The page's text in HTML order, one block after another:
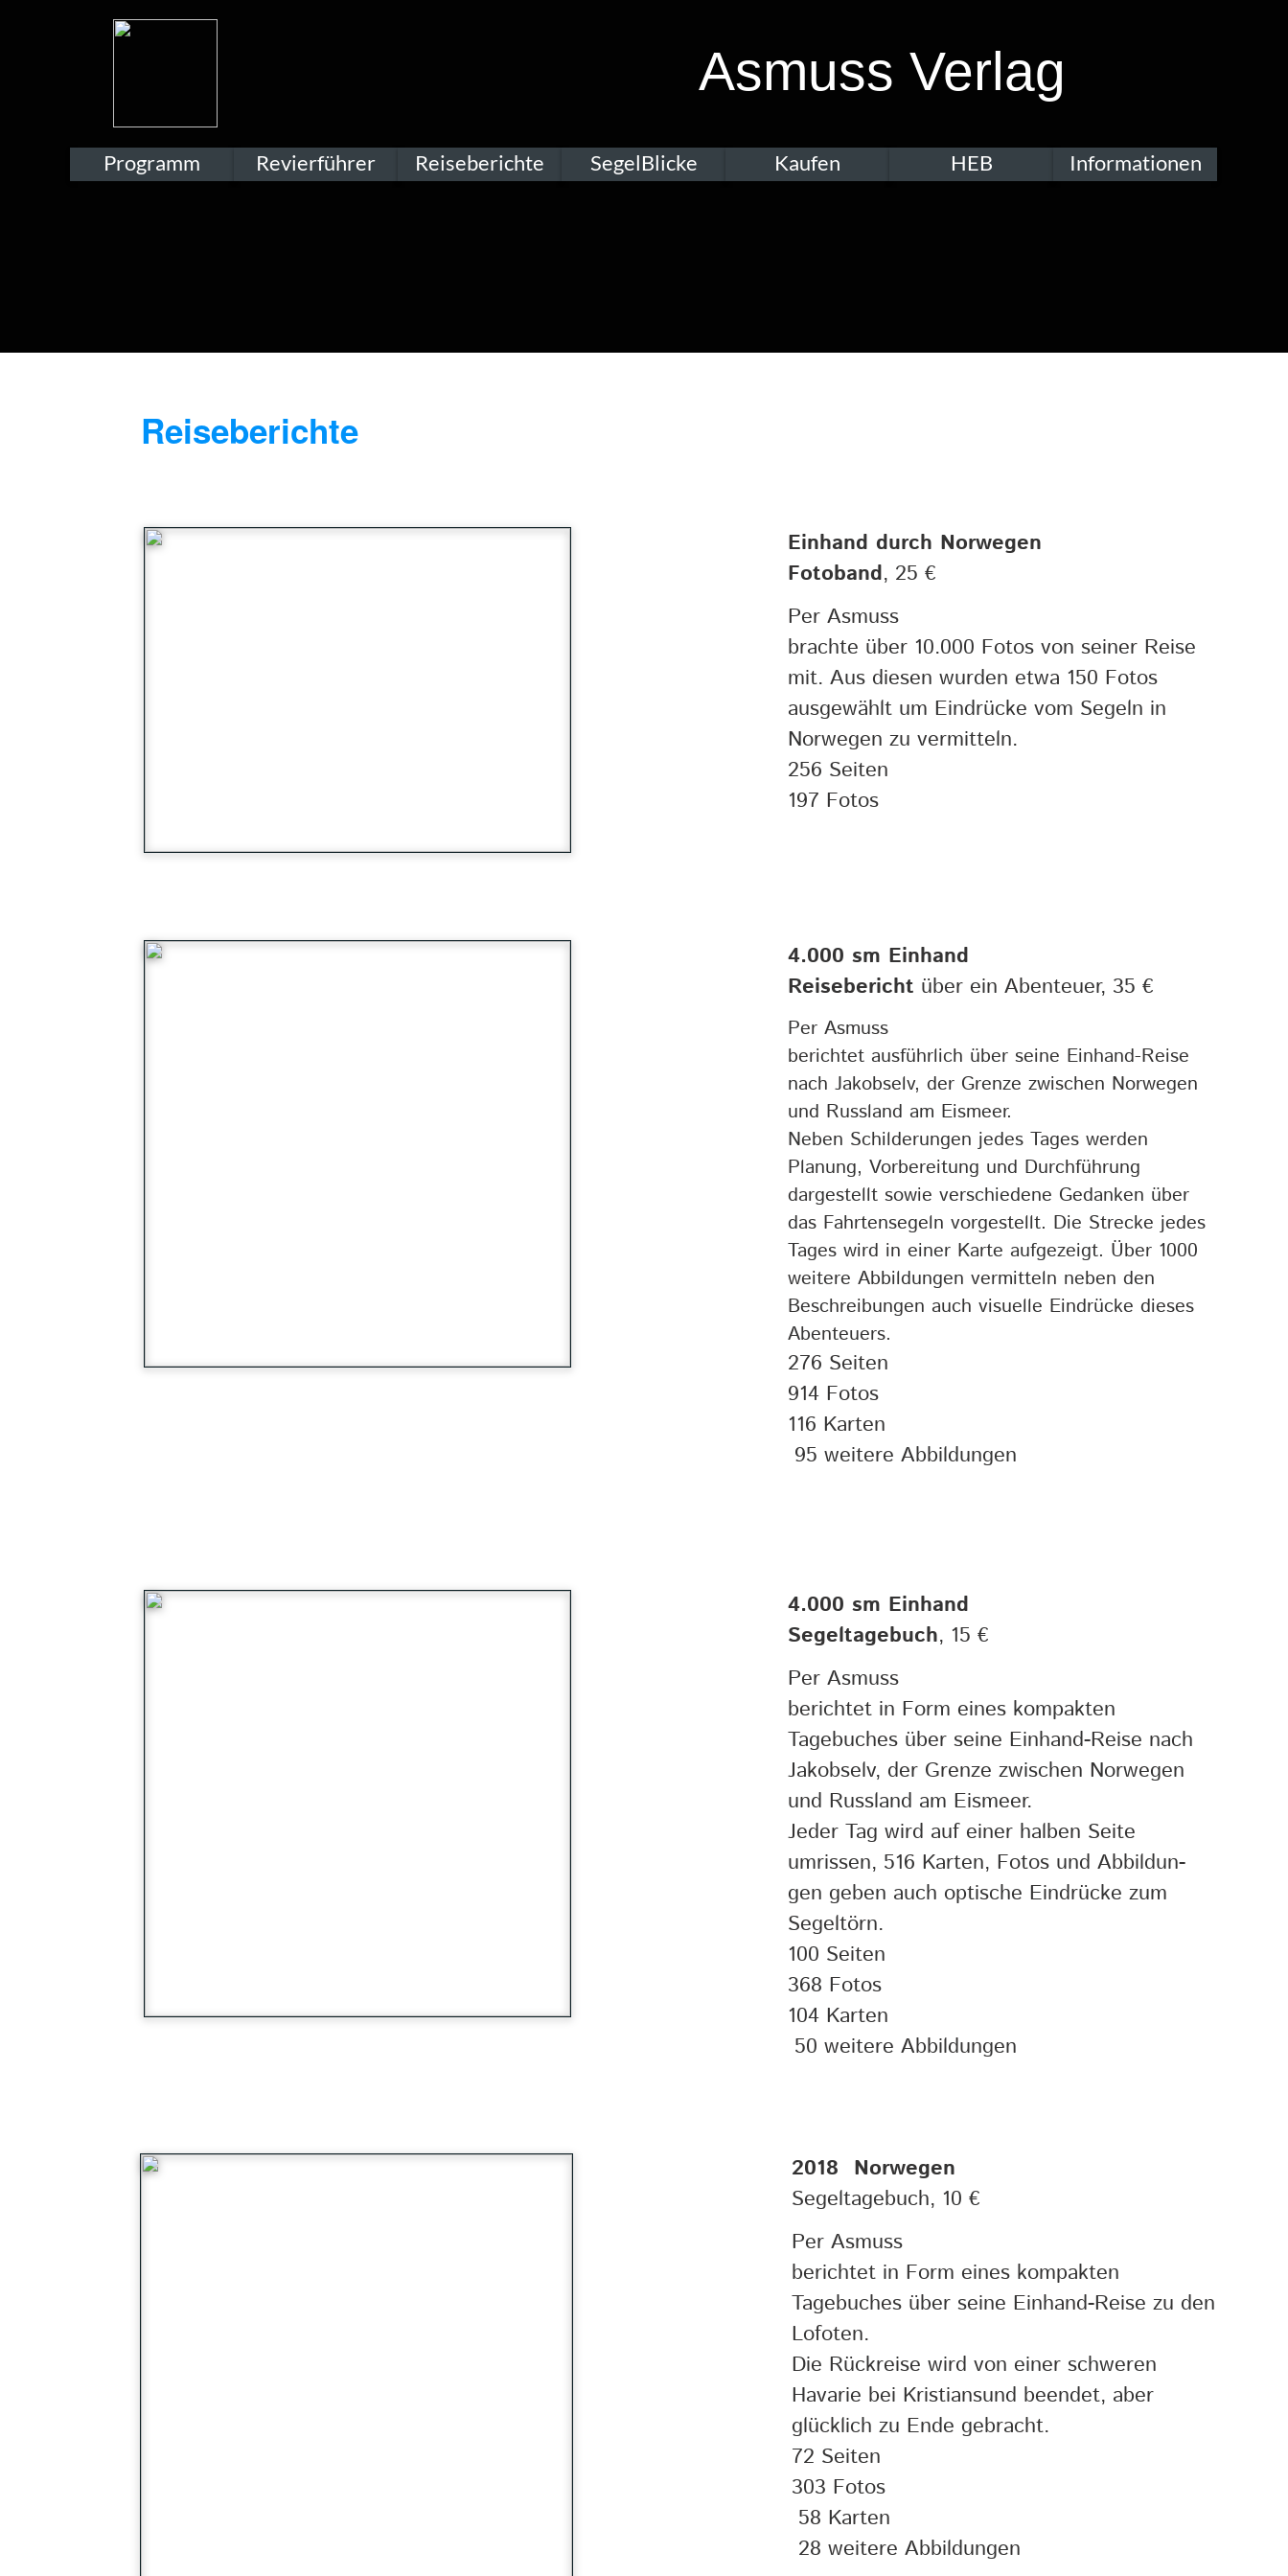
Asmuss Verlag
Programm Revierführer Reiseberichte SegelBlicke Kaufen HEB Informationen
Reiseberichte
Einhand durch Norwegen
Fotoband, 25 €
Per Asmuss
brachte über 10.000 Fotos von seiner Reise
mit. Aus diesen wurden etwa 150 Fotos
ausgewählt um Eindrücke vom Segeln in
Norwegen zu vermitteln.
256 Seiten
197 Fotos
4.000 sm Einhand
Reisebericht über ein Abenteuer, 35 €
Per Asmuss
berichtet ausführlich über seine Einhand-Reise
nach Jakobselv, der Grenze zwischen Norwegen
und Russland am Eismeer.
Neben Schilderungen jedes Tages werden
Planung, Vorbereitung und Durchführung
dargestellt sowie verschiedene Gedanken über
das Fahrtensegeln vorgestellt. Die Strecke jedes
Tages wird in einer Karte aufgezeigt. Über 1000
weitere Abbildungen vermitteln neben den
Beschreibungen auch visuelle Eindrücke dieses
Abenteuers.
276 Seiten
914 Fotos
116 Karten
95 weitere Abbildungen
4.000 sm Einhand
Segeltagebuch, 15 €
Per Asmuss
berichtet in Form eines kompakten
Tagebuches über seine Einhand-Reise nach
Jakobselv, der Grenze zwischen Norwegen
und Russland am Eismeer.
Jeder Tag wird auf einer halben Seite
umrissen, 516 Karten, Fotos und Abbildun-
gen geben auch optische Eindrücke zum
Segeltörn.
100 Seiten
368 Fotos
104 Karten
50 weitere Abbildungen
2018 Norwegen
Segeltagebuch, 10 €
Per Asmuss
berichtet in Form eines kompakten
Tagebuches über seine Einhand-Reise zu den
Lofoten.
Die Rückreise wird von einer schweren
Havarie bei Kristiansund beendet, aber
glücklich zu Ende gebracht.
72 Seiten
303 Fotos
58 Karten
28 weitere Abbildungen